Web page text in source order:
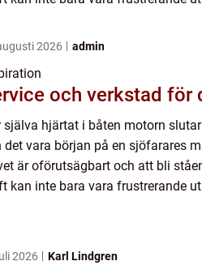
2026 admin
och verkstad för
själva hjärtat i båten motorn
det vara början på en sjöfarares
är oförutsägbart och att bli
kan inte bara vara frustrerande
2026 Karl Lindgren